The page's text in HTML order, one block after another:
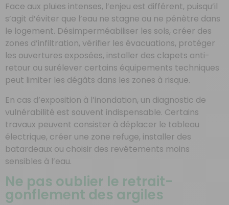
Face aux pluies intenses, l’enjeu est différent, puisqu’il
s’agit d’éviter que l’eau ne stagne ou ne pénètre dans
le logement. Désimperméabiliser les sols, créer des
zones d’infiltration, vérifier les évacuations, protéger
les ouvertures exposées, installer des clapets anti-
retour ou surélever certains équipements techniques
peut limiter les dégâts dans les zones à risque.
En cas d’exposition à l’inondation, un diagnostic de
vulnérabilité est souvent indispensable. Certains
travaux peuvent consister à déplacer le tableau
électrique, créer une zone refuge, installer des
batardeaux ou choisir des revêtements moins
sensibles à l’eau.
Ne pas oublier le retrait-
gonflement des argiles